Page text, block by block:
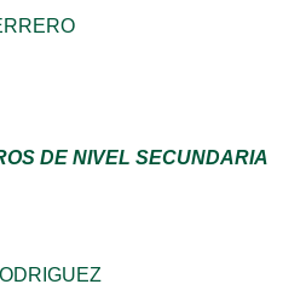
DE NIVEL SECUNDARIA